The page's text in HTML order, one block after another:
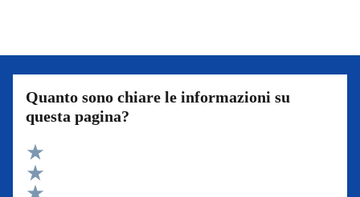
Quanto sono chiare le informazioni su
questa pagina?
Valuta 5 stelle su 5
Valuta 4 stelle su 5